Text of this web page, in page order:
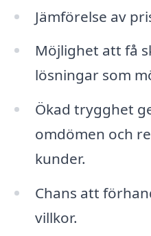
Jämförelse av
Möjlighet att få
lösningar som
Ökad trygghet
omdömen och
kunder.
Chans att
villkor.